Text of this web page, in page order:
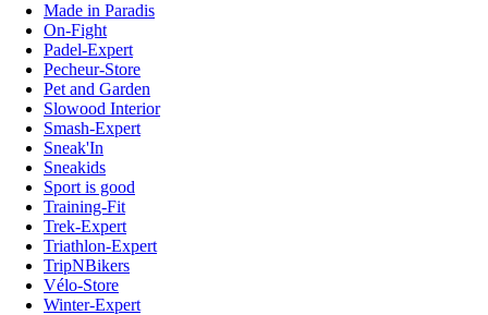
Made in Paradis
On-Fight
Padel-Expert
Pecheur-Store
Pet and Garden
Slowood Interior
Smash-Expert
Sneak'In
Sneakids
Sport is good
Training-Fit
Trek-Expert
Triathlon-Expert
TripNBikers
Vélo-Store
Winter-Expert